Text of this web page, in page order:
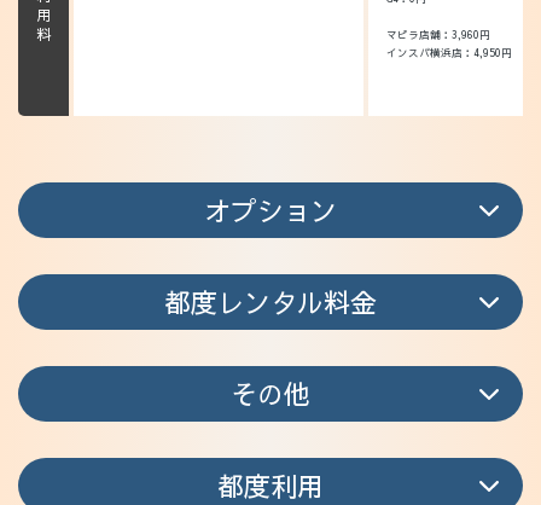
マピラ店舗：3,960円
インスパ横浜店：4,950円
オプション
都度レンタル料金
その他
都度利用